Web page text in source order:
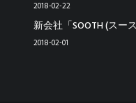
2018-02-22
新会社「SOOTH (スー
2018-02-01